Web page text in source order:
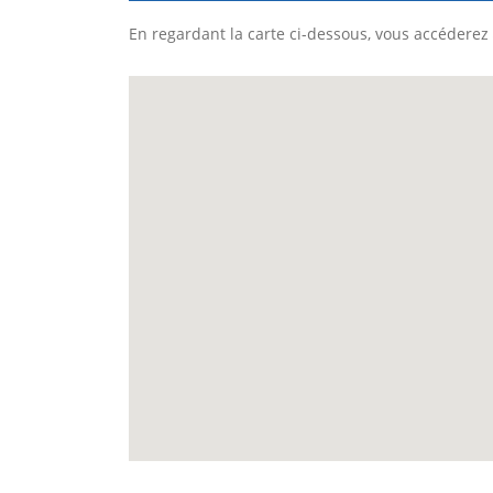
En regardant la carte ci-dessous, vous